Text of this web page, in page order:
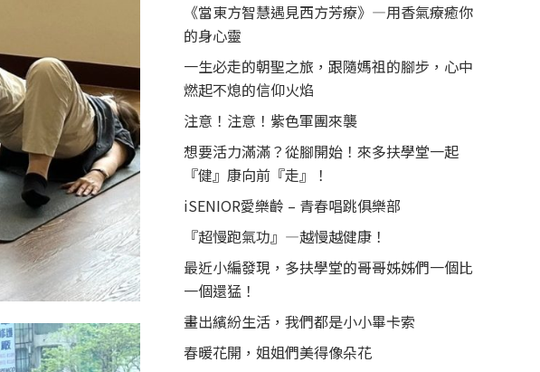
《當東方智慧遇見西方芳療》—用香氣療癒你
的身心靈
一生必走的朝聖之旅，跟隨媽祖的腳步，心中
燃起不熄的信仰火焰
注意！注意！紫色軍團來襲
想要活力滿滿？從腳開始！來多扶學堂一起
『健』康向前『走』！
iSENIOR愛樂齡 – 青春唱跳俱樂部
『超慢跑氣功』—越慢越健康！
最近小編發現，多扶學堂的哥哥姊姊們一個比
一個還猛！
畫出繽紛生活，我們都是小小畢卡索
春暖花開，姐姐們美得像朵花